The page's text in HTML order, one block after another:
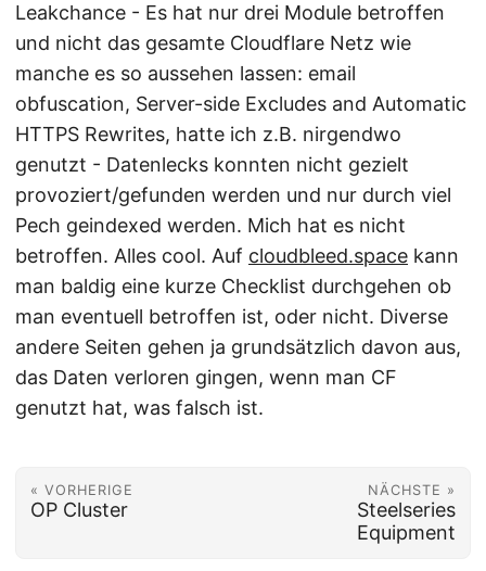
Leakchance - Es hat nur drei Module betroffen
und nicht das gesamte Cloudflare Netz wie
manche es so aussehen lassen: email
obfuscation, Server-side Excludes and Automatic
HTTPS Rewrites, hatte ich z.B. nirgendwo
genutzt - Datenlecks konnten nicht gezielt
provoziert/gefunden werden und nur durch viel
Pech geindexed werden. Mich hat es nicht
betroffen. Alles cool. Auf cloudbleed.space kann
man baldig eine kurze Checklist durchgehen ob
man eventuell betroffen ist, oder nicht. Diverse
andere Seiten gehen ja grundsätzlich davon aus,
das Daten verloren gingen, wenn man CF
genutzt hat, was falsch ist.
« VORHERIGE
OP Cluster
NÄCHSTE »
Steelseries
Equipment